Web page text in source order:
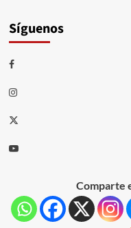
Síguenos
Comparte